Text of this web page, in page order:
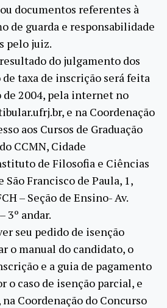
documentos referentes à
de guarda e responsabilidade
pelo juiz.
do julgamento dos
taxa de inscrição será feita
de 2004, pela internet no
e na Coordenação
aos Cursos de Graduação
CCMN, Cidade
de Filosofia e Ciências
São Francisco de Paula, 1,
– Seção de Ensino- Av.
3º andar.
seu pedido de isenção
o manual do candidato, o
e a guia de pagamento
o caso de isenção parcial, e
Coordenação do Concurso